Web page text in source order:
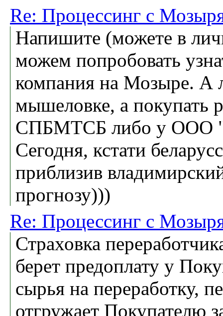
Re: Процессинг с
Напишите (можете в
можем попробовать
компания на Мозыре. А
мышеловке, а покупать
СПБМТСБ либо у ООО
Сегодня, кстати
приблизив
прогнозу)))
Re: Процессинг с
Страховка
берет предоплату у
сырья на переработку,
отгружает Покупателю